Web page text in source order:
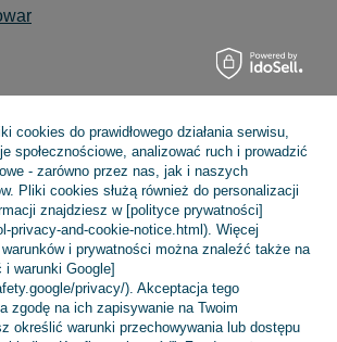
cookies do prawidłowego działania serwisu,
społecznościowe, analizować ruch i prowadzić
- zarówno przez nas, jak i naszych
Pliki cookies służą również do personalizacji
znajdziesz w [polityce prywatności]
privacy-and-cookie-notice.html). Więcej
i prywatności można znaleźć także na
warunki Google]
privacy/). Akceptacja tego
zgodę na ich zapisywanie na Twoim
określić warunki przechowywania lub dostępu